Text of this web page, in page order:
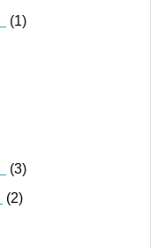
(1)
(3)
(2)